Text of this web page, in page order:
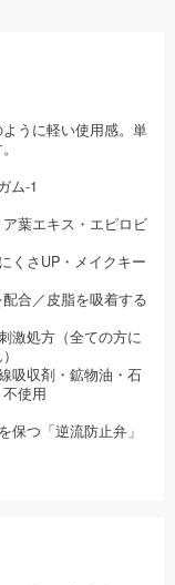
うに軽い使用感。単
ム‐1
葉エキス・エピロビ
くさUP・メイクキー
合／皮脂を吸着する
激処方（全ての方に
吸収剤・鉱物油・石
使用
保つ「逆流防止弁」